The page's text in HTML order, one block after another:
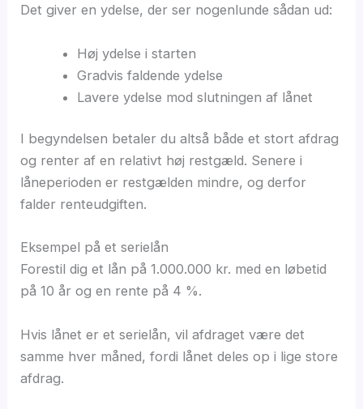
Det giver en ydelse, der ser nogenlunde sådan ud:
Høj ydelse i starten
Gradvis faldende ydelse
Lavere ydelse mod slutningen af lånet
I begyndelsen betaler du altså både et stort afdrag
og renter af en relativt høj restgæld. Senere i
låneperioden er restgælden mindre, og derfor
falder renteudgiften.
Eksempel på et serielån
Forestil dig et lån på 1.000.000 kr. med en løbetid
på 10 år og en rente på 4 %.
Hvis lånet er et serielån, vil afdraget være det
samme hver måned, fordi lånet deles op i lige store
afdrag.